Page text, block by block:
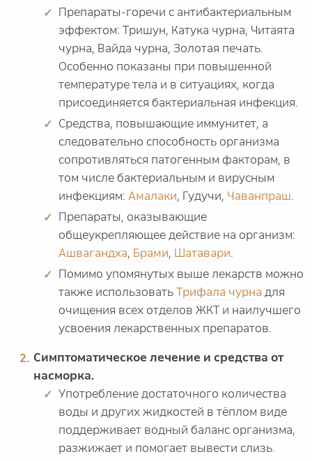
Препараты-горечи с антибактериальным
эффектом: Тришун, Катука чурна, Читаята
чурна, Вайда чурна, Золотая печать.
Особенно показаны при повышенной
температуре тела и в ситуациях, когда
присоединяется бактериальная инфекция.
Средства, повышающие иммунитет, а
следовательно способность организма
сопротивляться патогенным факторам, в
том числе бактериальным и вирусным
инфекциям: Амалаки, Гудучи, Чаванпраш.
Препараты, оказывающие
общеукрепляющее действие на организм:
Ашвагандха, Брами, Шатавари.
Помимо упомянутых выше лекарств можно
также использоватьТрифала чурна для
очищения всех отделов ЖКТ и наилучшего
усвоения лекарственных препаратов.
Симптоматическое лечение и средства от
насморка.
Употребление достаточного количества
воды и других жидкостей в тёплом виде
поддерживает водный баланс организма,
разжижает и помогает вывести слизь.